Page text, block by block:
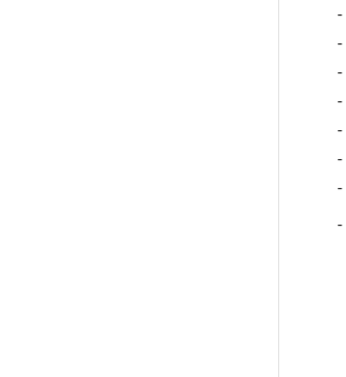
-
-
-
-
-
-
-
-